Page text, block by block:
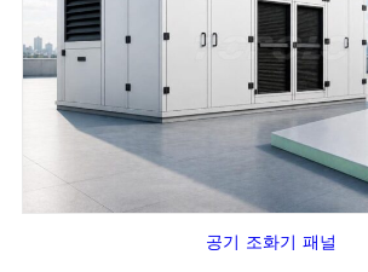
공기 조화기 패널